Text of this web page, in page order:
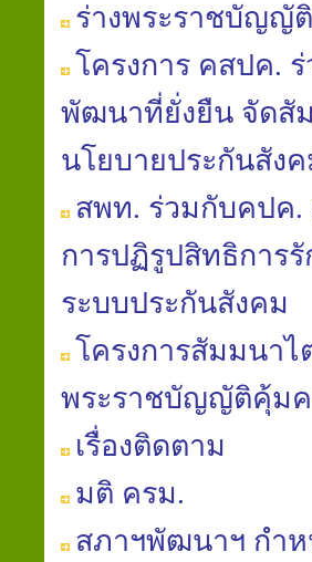
ร่างพระราชบัญญั
โครงการ คสปค.
พัฒนาที่ยั่งยืน จัดสั
นโยบายประกันสังค
สพท. ร่วมกับคปค.
การปฏิรูปสิทธิการ
ระบบประกันสังคม
โครงการสัมมนาไ
พระราชบัญญัติคุ้มค
เรื่องติดตาม
มติ ครม.
สภาฯพัฒนาฯ กำ